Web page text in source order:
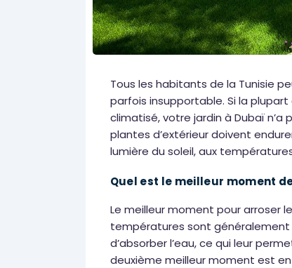
Tous les habitants de la Tunisie
parfois insupportable. Si la
climatisé, votre jardin à Dubaï
plantes d’extérieur doivent
lumière du soleil, aux
Quel est le meilleur moment
Le meilleur moment pour arroser
températures sont généralement
d’absorber l’eau, ce qui leur
deuxième meilleur moment est